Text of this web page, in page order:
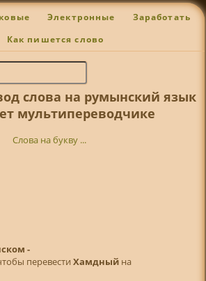
Электронные Заработать
Как пишется слово
слова на румынский язык
мультипереводчике
Слова на букву ...
-
перевести Хамдныйна